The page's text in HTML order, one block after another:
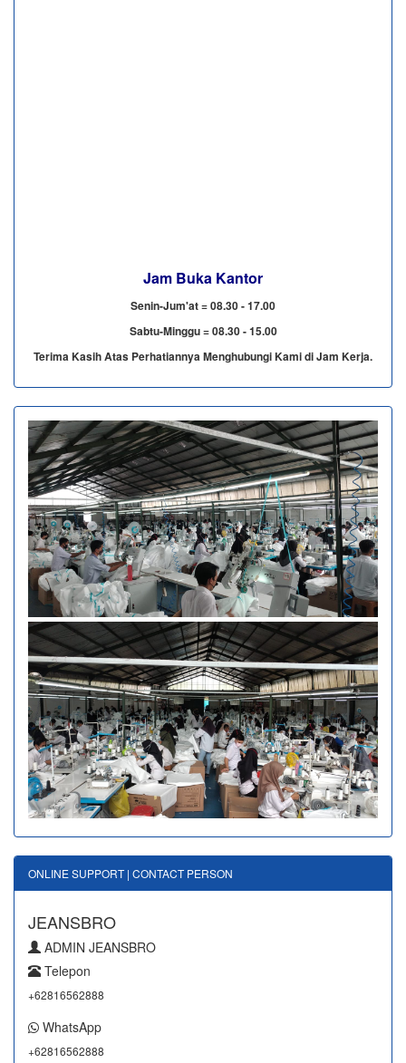
Jam Buka Kantor
Senin-Jum'at = 08.30 - 17.00
Sabtu-Minggu = 08.30 - 15.00
Terima Kasih Atas Perhatiannya Menghubungi Kami di Jam Kerja.
ONLINE SUPPORT | CONTACT PERSON
JEANSBRO
ADMIN JEANSBRO
Telepon
+62816562888
WhatsApp
+62816562888